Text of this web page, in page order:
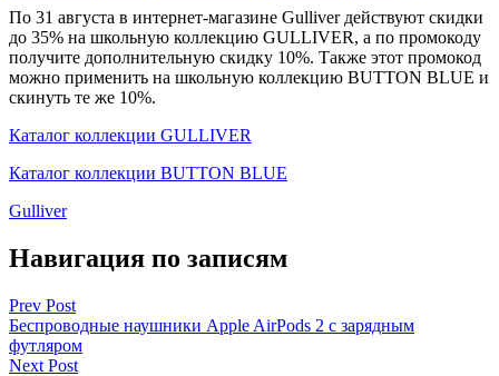
По 31 августа в интернет-магазине Gulliver действуют скидки
до 35% на школьную коллекцию GULLIVER, а по промокоду
получите дополнительную скидку 10%. Также этот промокод
можно применить на школьную коллекцию BUTTON BLUE и
скинуть те же 10%.
Каталог коллекции GULLIVER
Каталог коллекции BUTTON BLUE
Gulliver
Навигация по записям
Prev Post
Беспроводные наушники Apple AirPods 2 с зарядным
футляром
Next Post